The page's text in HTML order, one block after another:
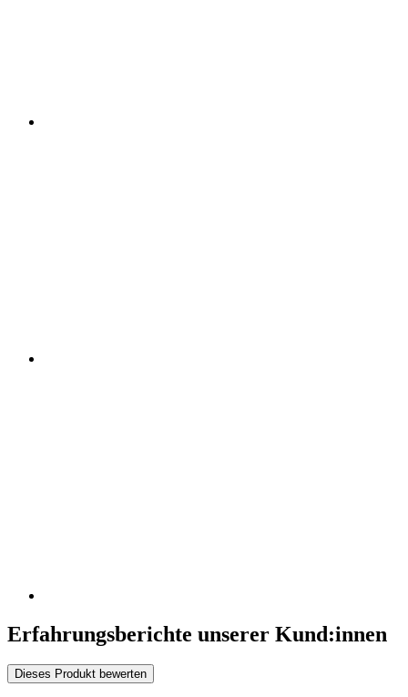
Erfahrungsberichte unserer Kund:innen
Dieses Produkt bewerten